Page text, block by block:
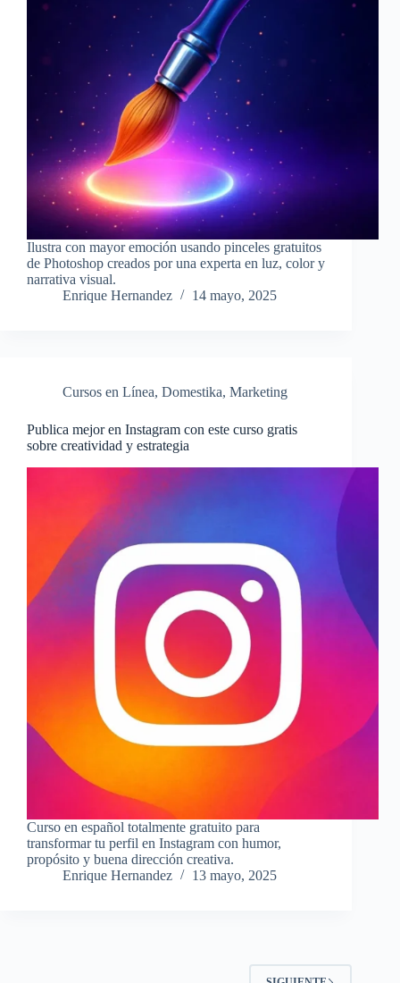
Ilustra con mayor emoción usando pinceles gratuitos
de Photoshop creados por una experta en luz, color y
narrativa visual.
Enrique Hernandez
14 mayo, 2025
Cursos en Línea, Domestika, Marketing
Publica mejor en Instagram con este curso gratis
sobre creatividad y estrategia
Curso en español totalmente gratuito para
transformar tu perfil en Instagram con humor,
propósito y buena dirección creativa.
Enrique Hernandez
13 mayo, 2025